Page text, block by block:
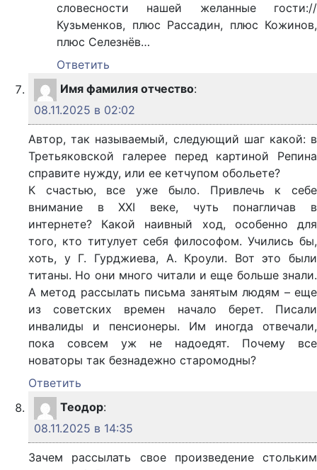
словесности нашей желанные гости://
Кузьменков, плюс Рассадин, плюс Кожинов,
плюс Селезнёв…
Ответить
Имя фамилия отчество:
08.11.2025 в 02:02
Автор, так называемый, следующий шаг какой: в
Третьяковской галерее перед картиной Репина
справите нужду, или ее кетчупом обольете?
К счастью, все уже было. Привлечь к себе
внимание в XXI веке, чуть понагличав в
интернете? Какой наивный ход, особенно для
того, кто титулует себя философом. Учились бы,
хоть, у Г. Гурджиева, А. Кроули. Вот это были
титаны. Но они много читали и еще больше знали.
А метод рассылать письма занятым людям – еще
из советских времен начало берет. Писали
инвалиды и пенсионеры. Им иногда отвечали,
пока совсем уж не надоедят. Почему все
новаторы так безнадежно старомодны?
Ответить
Теодор:
08.11.2025 в 14:35
Зачем рассылать свое произведение стольким